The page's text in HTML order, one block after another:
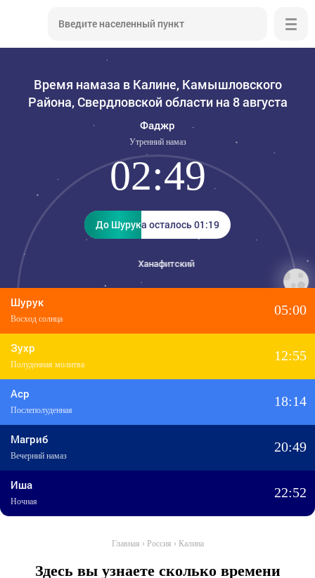
Ханафитский
Время намаза в Калине, Камышловского
Района, Свердловской области на 8 августа
Фаджр
Утренний намаз
02:49
До Шурука осталось 01:19
До Шурука осталось 01:19
Шурук
Восход солнца
05:00
Зухр
Полуденная молитва
12:55
Аср
Послеполуденная
18:14
Магриб
Вечерний намаз
20:49
Иша
Ночная
22:52
Главная › Россия › Калина
Здесь вы узнаете сколько времени